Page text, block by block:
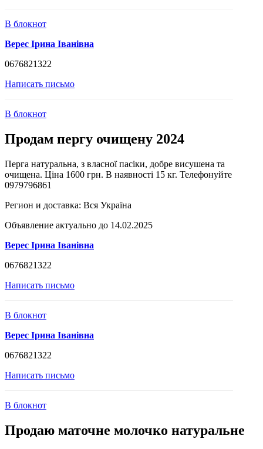
В блокнот
Верес Ірина Іванівна
0676821322
Написать письмо
В блокнот
Продам пергу очищену 2024
Перга натуральна, з власної пасіки, добре висушена та
очищена. Ціна 1600 грн. В наявності 15 кг. Телефонуйте
0979796861
Регион и доставка: Вся Україна
Объявление актуально до 14.02.2025
Верес Ірина Іванівна
0676821322
Написать письмо
В блокнот
Верес Ірина Іванівна
0676821322
Написать письмо
В блокнот
Продаю маточне молочко натуральне